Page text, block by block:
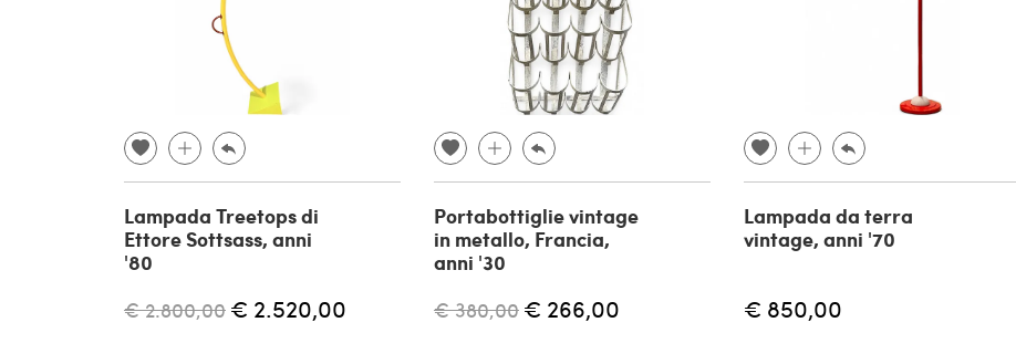
Lampada Treetops di
Ettore Sottsass, anni
'80
€ 2.800,00 € 2.520,00
Portabottiglie vintage
in metallo, Francia,
anni '30
€ 380,00 € 266,00
Lampada da terra
vintage, anni '70
€ 850,00